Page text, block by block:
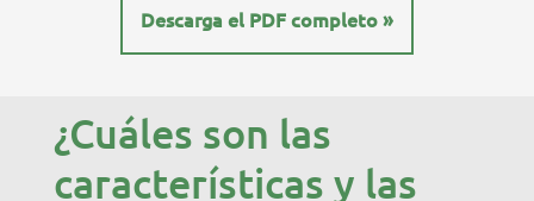
Descarga el PDF completo »
¿Cuáles son las
características y las